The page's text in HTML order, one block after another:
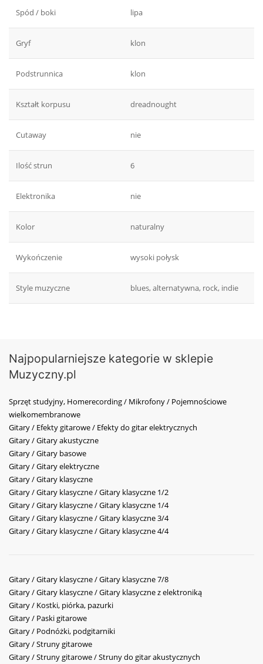
Spód / boki lipa
Gryf klon
Podstrunnica klon
Kształt korpusu dreadnought
Cutaway nie
Ilość strun 6
Elektronika nie
Kolor naturalny
Wykończenie wysoki połysk
Style muzyczne blues, alternatywna, rock, indie
Najpopularniejsze kategorie w sklepie
Muzyczny.pl
Sprzęt studyjny, Homerecording / Mikrofony / Pojemnościowe
wielkomembranowe
Gitary / Efekty gitarowe / Efekty do gitar elektrycznych
Gitary / Gitary akustyczne
Gitary / Gitary basowe
Gitary / Gitary elektryczne
Gitary / Gitary klasyczne
Gitary / Gitary klasyczne / Gitary klasyczne 1/2
Gitary / Gitary klasyczne / Gitary klasyczne 1/4
Gitary / Gitary klasyczne / Gitary klasyczne 3/4
Gitary / Gitary klasyczne / Gitary klasyczne 4/4
Gitary / Gitary klasyczne / Gitary klasyczne 7/8
Gitary / Gitary klasyczne / Gitary klasyczne z elektroniką
Gitary / Kostki, piórka, pazurki
Gitary / Paski gitarowe
Gitary / Podnóżki, podgitarniki
Gitary / Struny gitarowe
Gitary / Struny gitarowe / Struny do gitar akustycznych